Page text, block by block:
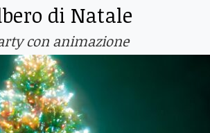
di Natale
con animazione